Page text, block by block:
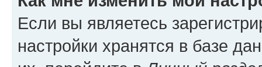
Если вы являетесь
настройки хранятся в базе